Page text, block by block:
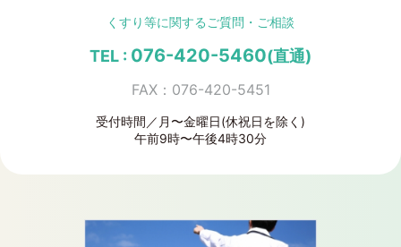
くすり等に関する ご質問・ご相談
TEL : 076-420-5460(直通)
FAX：076-420-5451
受付時間／月〜金曜日(休祝日を除く)
午前9時〜午後4時30分